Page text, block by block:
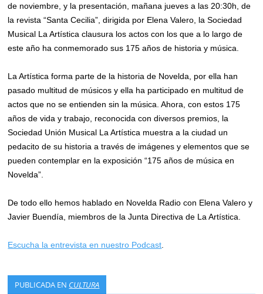
de noviembre, y la presentación, mañana jueves a las 20:30h, de
la revista “Santa Cecilia”, dirigida por Elena Valero, la Sociedad
Musical La Artística clausura los actos con los que a lo largo de
este año ha conmemorado sus 175 años de historia y música.
La Artística forma parte de la historia de Novelda, por ella han
pasado multitud de músicos y ella ha participado en multitud de
actos que no se entienden sin la música. Ahora, con estos 175
años de vida y trabajo, reconocida con diversos premios, la
Sociedad Unión Musical La Artística muestra a la ciudad un
pedacito de su historia a través de imágenes y elementos que se
pueden contemplar en la exposición “175 años de música en
Novelda”.
De todo ello hemos hablado en Novelda Radio con Elena Valero y
Javier Buendía, miembros de la Junta Directiva de La Artística.
Escucha la entrevista en nuestro Podcast
PUBLICADA EN CULTURA